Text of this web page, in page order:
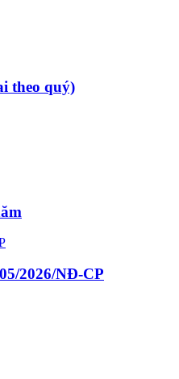
theo quý)
2026/NĐ-CP